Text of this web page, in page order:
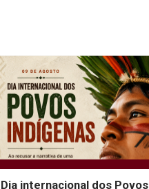
Dia internacional dos Povos